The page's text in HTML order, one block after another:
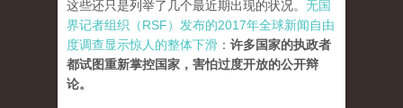
这些还只是列举了几个最近期出现的状况。 无国
界记者组织（RSF）发布的2017年全球新闻自由
度调查显示惊人的整体下滑 ： 许多国家的执政者
都试图重新掌控国家，害怕过度开放的公开辩
论。